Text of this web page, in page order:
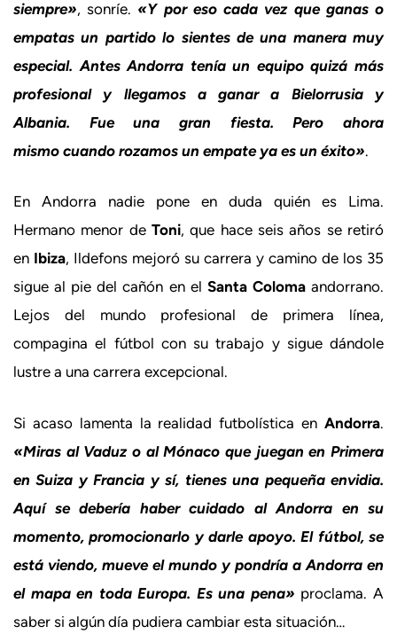
siempre», sonríe. «Y por eso cada vez que ganas o
empatas un partido lo sientes de una manera muy
especial. Antes Andorra tenía un equipo quizá más
profesional y llegamos a ganar a Bielorrusia y
Albania. Fue una gran fiesta. Pero ahora
mismo cuando rozamos un empate ya es un éxito».
En Andorra nadie pone en duda quién es Lima.
Hermano menor de Toni, que hace seis años se retiró
en Ibiza, Ildefons mejoró su carrera y camino de los 35
sigue al pie del cañón en el Santa Colomaandorrano.
Lejos del mundo profesional de primera línea,
compagina el fútbol con su trabajo y sigue dándole
lustre a una carrera excepcional.
Si acaso lamenta la realidad futbolística en Andorra.
«Miras al Vaduz o al Mónaco que juegan en Primera
en Suiza y Francia y sí, tienes una pequeña envidia.
Aquí se debería haber cuidado al Andorra en su
momento, promocionarlo y darle apoyo. El fútbol, se
está viendo, mueve el mundo y pondría a Andorra en
el mapa en toda Europa. Es una pena» proclama. A
saber si algún día pudiera cambiar esta situación…